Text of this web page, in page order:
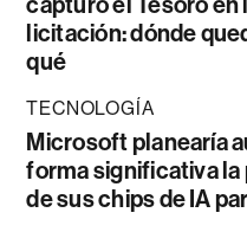
licitación: dónde
qué
TECNOLOGÍA
Microsoft planearía
forma significativa
de sus chips de IA